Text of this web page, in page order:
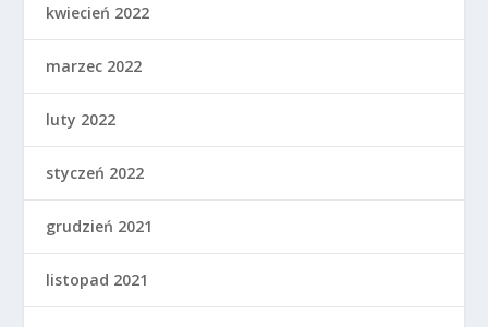
kwiecień 2022
marzec 2022
luty 2022
styczeń 2022
grudzień 2021
listopad 2021